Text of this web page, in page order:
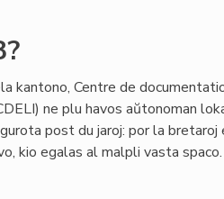
kantono, Centre de
ne plu havos aŭtonoman
post du jaroj: por la
kio egalas al malpli vasta spaco.